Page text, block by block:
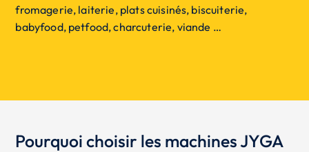
fromagerie, laiterie, plats cuisinés, biscuiterie,
babyfood, petfood, charcuterie, viande …
Pourquoi choisir les machines JYGA